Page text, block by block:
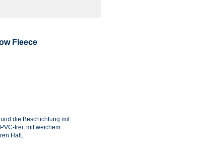
Fleece
die Beschichtung mit
frei, mit weichem
Halt.